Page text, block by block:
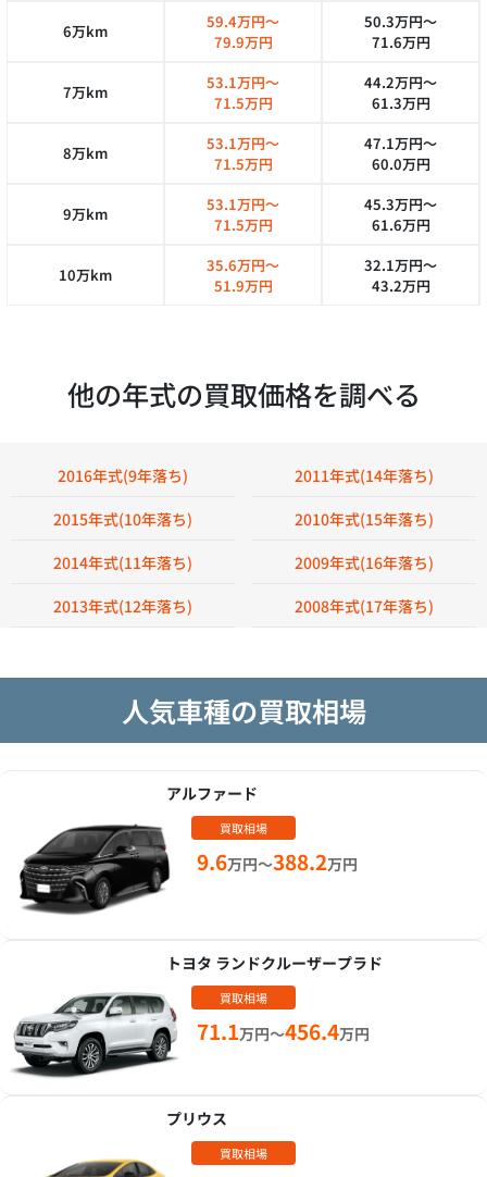
6万km
59.4万円～
79.9万円
50.3万円～
71.6万円
7万km
53.1万円～
71.5万円
44.2万円～
61.3万円
8万km
53.1万円～
71.5万円
47.1万円～
60.0万円
9万km
53.1万円～
71.5万円
45.3万円～
61.6万円
10万km
35.6万円～
51.9万円
32.1万円～
43.2万円
他の年式の買取価格を調べる
2016年式(9年落ち)
2015年式(10年落ち)
2014年式(11年落ち)
2013年式(12年落ち)
2011年式(14年落ち)
2010年式(15年落ち)
2009年式(16年落ち)
2008年式(17年落ち)
人気車種の買取相場
アルファード
買取相場
9.6万円～388.2万円
トヨタ ランドクルーザープラド
買取相場
71.1万円～456.4万円
プリウス
買取相場